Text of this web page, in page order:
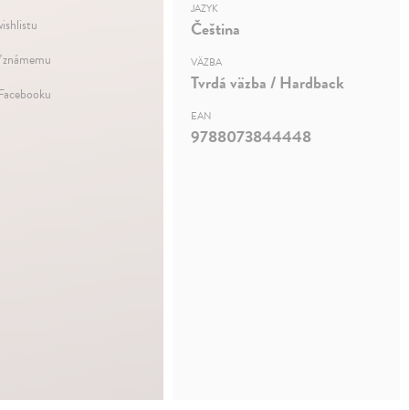
JAZYK
Čeština
VÄZBA
Tvrdá väzba / Hardback
EAN
9788073844448